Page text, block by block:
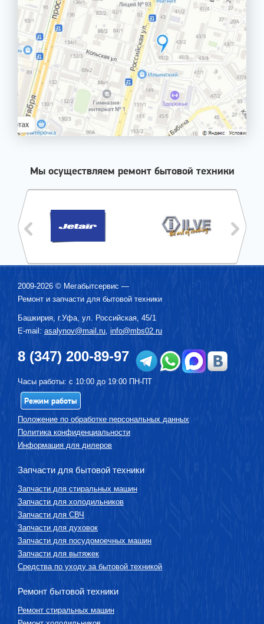
Мы осуществляем ремонт бытовой техники
2009-2026 © Мегабытсервис —
Ремонт и запчасти для бытовой техники
Башкирия, г.Уфа ул. Российская, 45/1
E-mail: asalynov@mail.ru info@mbs02.ru
8 (347) 200-89-97
Часы работы: с 10:00 до 19:00 ПН-ПТ
Режим работы
Положение по обработке персональных данных
Политика конфиденциальности
Информация для дилеров
Запчасти для бытовой техники
Запчасти для стиральных машин
Запчасти для холодильников
Запчасти для СВЧ
Запчасти для духовок
Запчасти для посудомоечных машин
Запчасти для вытяжек
Средства по уходу за бытовой техникой
Ремонт бытовой техники
Ремонт стиральных машин